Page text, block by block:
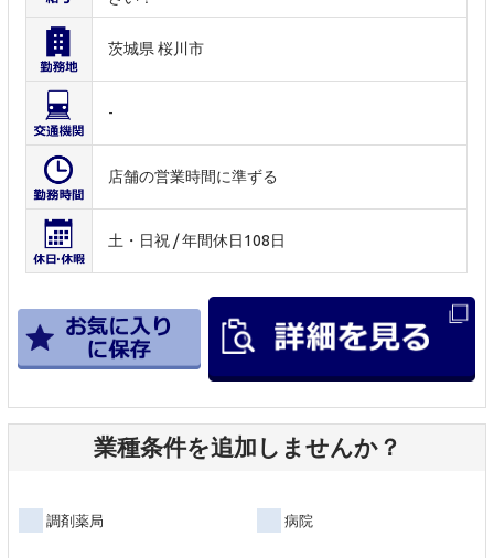
茨城県 桜川市
-
店舗の営業時間に準ずる
土・日祝 / 年間休日108日
業種条件を追加しませんか？
調剤薬局 病院